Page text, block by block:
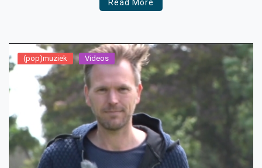
Read More
(pop)muziek Videos